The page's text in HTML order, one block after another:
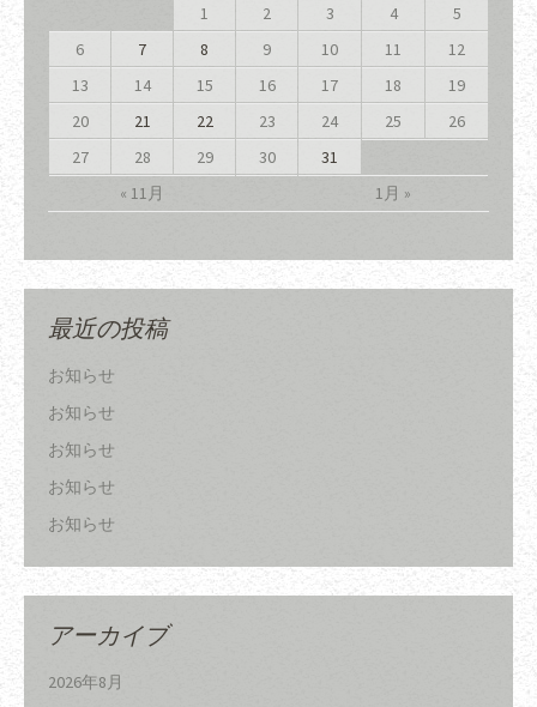
« 11月 1月 »
1 2 3 4
5
6
7 8 9 10 11
12
13
14 15 16 17 18
19
20
21 22 23 24 25
26
27
28 29 30 31
最近の投稿
お知らせ
お知らせ
お知らせ
お知らせ
お知らせ
アーカイブ
2026年8月